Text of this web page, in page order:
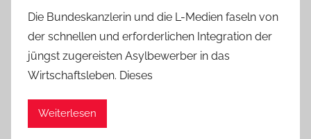
Die Bundeskanzlerin und die L-Medien faseln von
der schnellen und erforderlichen Integration der
jüngst zugereisten Asylbewerber in das
Wirtschaftsleben. Dieses
Weiterlesen